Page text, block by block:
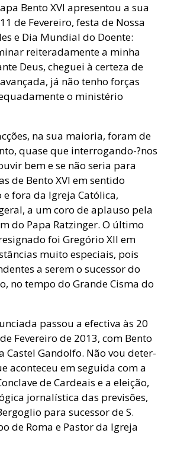
Bento XVI apresentou a sua
de Fevereiro, festa de Nossa
e Dia Mundial do Doente:
reiteradamente a minha
Deus, cheguei à certeza de
já não tenho forças
o ministério
na sua maioria, foram de
quase que interrogando-?nos
bem e se não seria para
de Bento XVI em sentido
fora da Igreja Católica,
a um coro de aplauso pela
do Papa Ratzinger. O último
foi Gregório XII em
muito especiais, pois
a serem o sucessor do
no tempo do Grande Cisma do
passou a efectiva às 20
Fevereiro de 2013, com Bento
Castel Gandolfo. Não vou deter-
aconteceu em seguida com a
de Cardeais e a eleição,
jornalística das previsões,
para sucessor de S.
de Roma e Pastor da Igreja